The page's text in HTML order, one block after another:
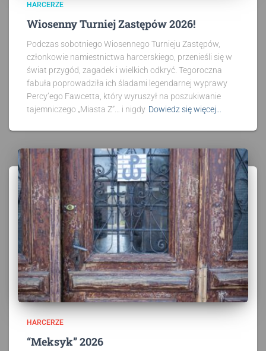
HARCERZE
Wiosenny Turniej Zastępów 2026!
Podczas sobotniego Wiosennego Turnieju Zastępów,
członkowie namiestnictwa harcerskiego, przenieśli się w
świat przygód, zagadek i wielkich odkryć. Tegoroczna
fabuła poprowadziła ich śladami legendarnej wyprawy
Percy’ego Fawcetta, który wyruszył na poszukiwanie
tajemniczego „Miasta Z”… i nigdy Dowiedz się więcej…
HARCERZE
“Meksyk” 2026